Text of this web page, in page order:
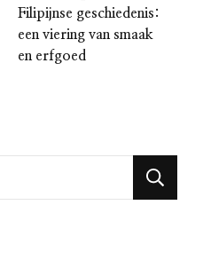
Filipijnse geschiedenis:
een viering van smaak
en erfgoed